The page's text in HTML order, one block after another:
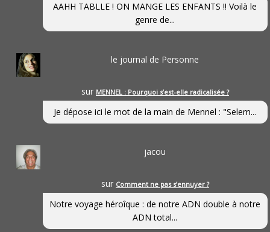
AAHH TABLLE ! ON MANGE LES ENFANTS !! Voilà le
genre de...
le journal de Personne
sur MENNEL : Pourquoi s’est-elle radicalisée ?
Je dépose ici le mot de la main de Mennel : "Selem...
jacou
sur Comment ne pas s’ennuyer ?
Notre voyage héroîque : de notre ADN double à notre
ADN total...